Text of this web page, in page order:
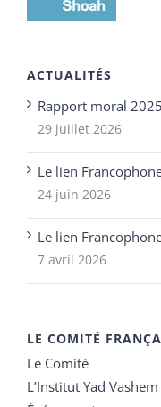
ACTUALITÉS
Rapport moral 2025
29 juillet 2026
Le lien
24 juin 2026
Le lien
7 avril 2026
LE COMITÉ
Le Comité
L’Institut Yad Vashem